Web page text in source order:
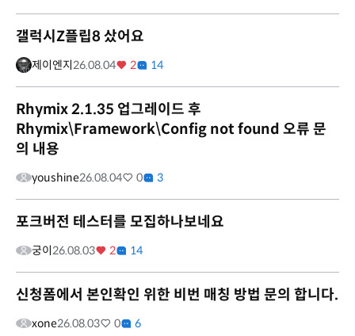
갤럭시Z플립8 샀어요
제이엔지26.08.04 2 14
Rhymix 2.1.35 업그레이드 후
Rhymix\Framework\Config not found 오류 문
의 내용
youshine26.08.04 0 3
포크버전 테스터를 모집하나보네요
궁이26.08.03 2 14
신청폼에서 본인확인 위한 비번 매칭 방법 문의 합니다.
xone26.08.03 0 6